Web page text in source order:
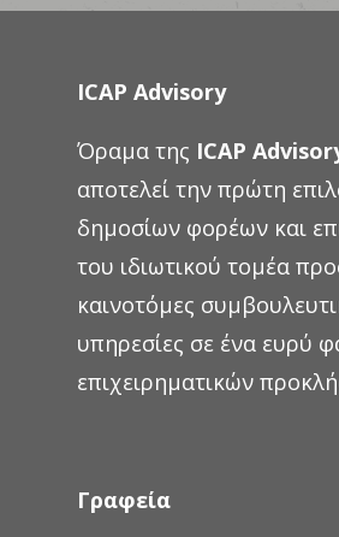
ICAP Advisory
Όραμα της ICAP
αποτελεί την πρώτη
δημοσίων φορέων και
του ιδιωτικού τομέα
καινοτόμες
υπηρεσίες σε ένα ευρύ
επιχειρηματικών
Γραφεία